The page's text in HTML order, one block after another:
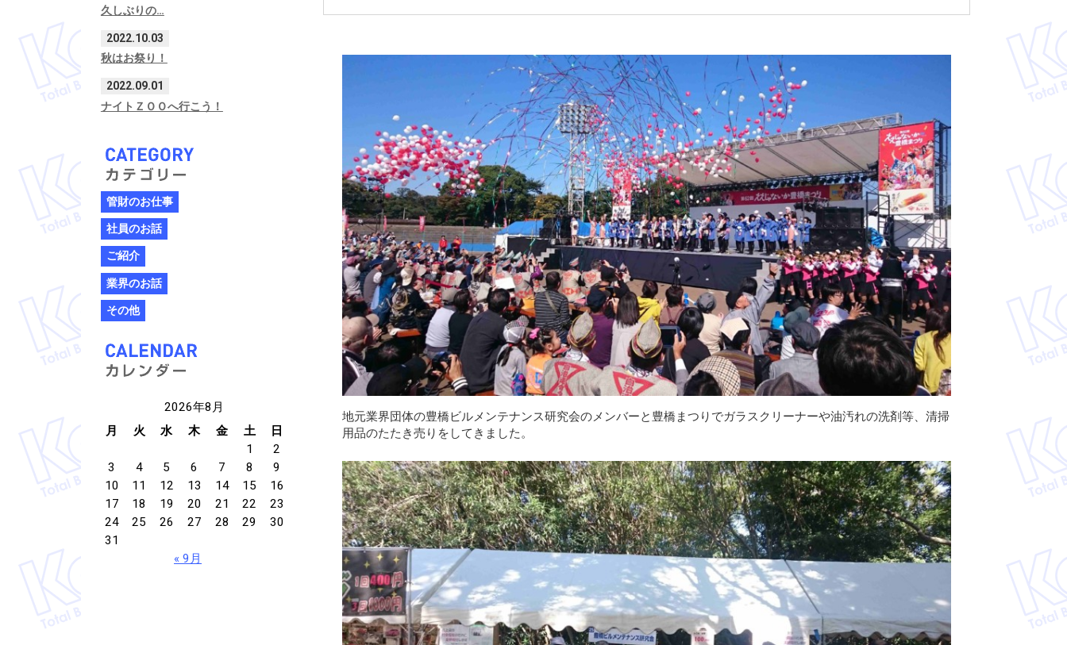
地元業界団体の豊橋ビルメンテナンス研究会のメンバーと豊橋まつりでガラスクリーナーや油汚れの洗剤等、清掃
用品のたたき売りをしてきました。
久しぶりの…
2022.10.03
秋はお祭り！
2022.09.01
ナイトＺＯＯへ行こう！
管財のお仕事
社員のお話
ご紹介
業界のお話
その他
2026年8月
月
火 水 木 金 土
日
1
2
3
4 5 6 7 8
9
10
11 12 13 14 15
16
17
18 19 20 21 22
23
24
25 26 27 28 29
30
31
« 9月